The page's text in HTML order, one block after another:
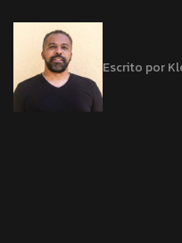
Escrito por